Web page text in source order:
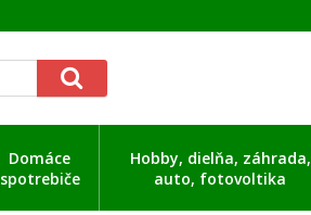
Domáce
spotrebiče
Hobby, dielňa, záhrada,
auto, fotovoltika